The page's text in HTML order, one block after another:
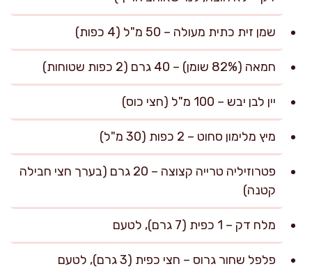
שמן זית כתית מעולה – 50 מ"ל (4 כפות)
חמאה (82% שומן) – 40 גרם (2 כפות שטוחות)
יין לבן יבש – 100 מ"ל (חצי כוס)
מיץ מלימון סחוט – 2 כפות (30 מ"ל)
פטרוזיליה טרייה קצוצה – 20 גרם (בערך חצי חבילה
קטנה)
מלח דק – 1 כפית (7 גרם), לטעם
פלפל שחור גרוס – חצי כפית (3 גרם), לטעם